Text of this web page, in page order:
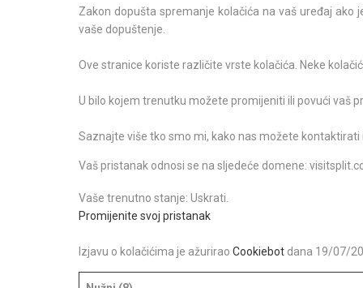
Zakon dopušta spremanje kolačića na vaš uređaj
vaše dopuštenje.
Ove stranice koriste različite vrste kolačića. Neke
U bilo kojem trenutku možete promijeniti ili povući vaš
Saznajte više tko smo mi, kako nas možete
Vaš pristanak odnosi se na sljedeće domene:
Vaše trenutno stanje: Uskrati.
Promijenite svoj ​​pristanak
Izjavu o kolačićima je ažurirao Cookiebot dana 19/07/